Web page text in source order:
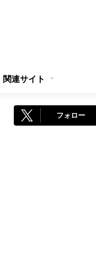
関連サイト
フォロー